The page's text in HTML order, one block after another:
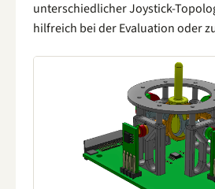
unterschiedlicher Joystick-
hilfreich bei der Evaluation oder